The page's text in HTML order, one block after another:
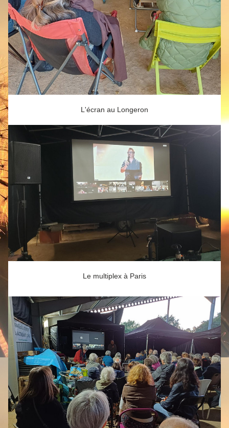
L'écran au Longeron
Le multiplex à Paris